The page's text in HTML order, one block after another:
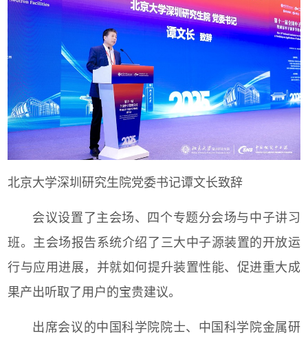
北京大学深圳研究生院党委书记谭文长致辞
会议设置了主会场、四个专题分会场与中子讲习
班。主会场报告系统介绍了三大中子源装置的开放运
行与应用进展，并就如何提升装置性能、促进重大成
果产出听取了用户的宝贵建议。
出席会议的中国科学院院士、中国科学院金属研